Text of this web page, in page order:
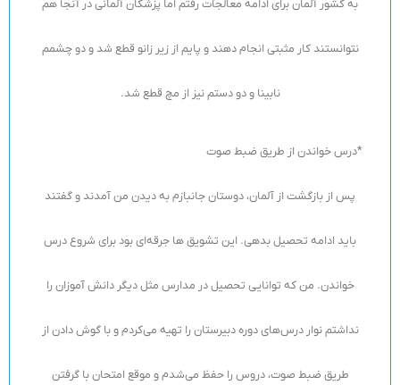
به کشور آلمان برای ادامه معالجات رفتم اما پزشکان آلمانی در آنجا هم
نتوانستند کار مثبتی انجام دهند و پایم از زیر زانو قطع شد و دو چشمم
نابینا و دو دستم نیز از مچ قطع شد.
*درس خواندن از طریق ضبط صوت
پس از بازگشت از آلمان، دوستان جانبازم به دیدن من آمدند و گفتند
باید ادامه تحصیل بدهی. این تشویق ها جرقه‌ای بود برای شروع درس
خواندن. من که توانایی تحصیل در مدارس مثل دیگر دانش آموزان را
نداشتم نوار درس‌های دوره دبیرستان را تهیه می‌کردم و با گوش دادن از
طریق ضبط صوت، دروس را حفظ می‌شدم و موقع امتحان با گرفتن